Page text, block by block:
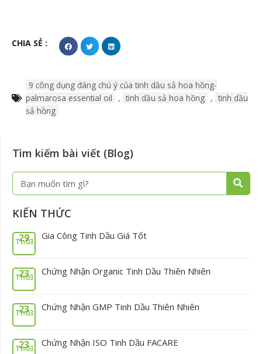
CHIA SẺ :
9 công dụng đáng chú ý của tinh dầu sả hoa hồng-
palmarosa essential oil
, tinh dầu sả hoa hồng , tinh dầu
sả hồng
Tìm kiếm bài viết (Blog)
Tìm
kiếm
Tìm
kiếm
KIẾN THỨC
29
Th03 Gia Công Tinh Dầu Giá Tốt
23
Th03 Chứng Nhận Organic Tinh Dầu Thiên Nhiên
23
Th03 Chứng Nhận GMP Tinh Dầu Thiên Nhiên
23
Th03 Chứng Nhận ISO Tinh Dầu FACARE